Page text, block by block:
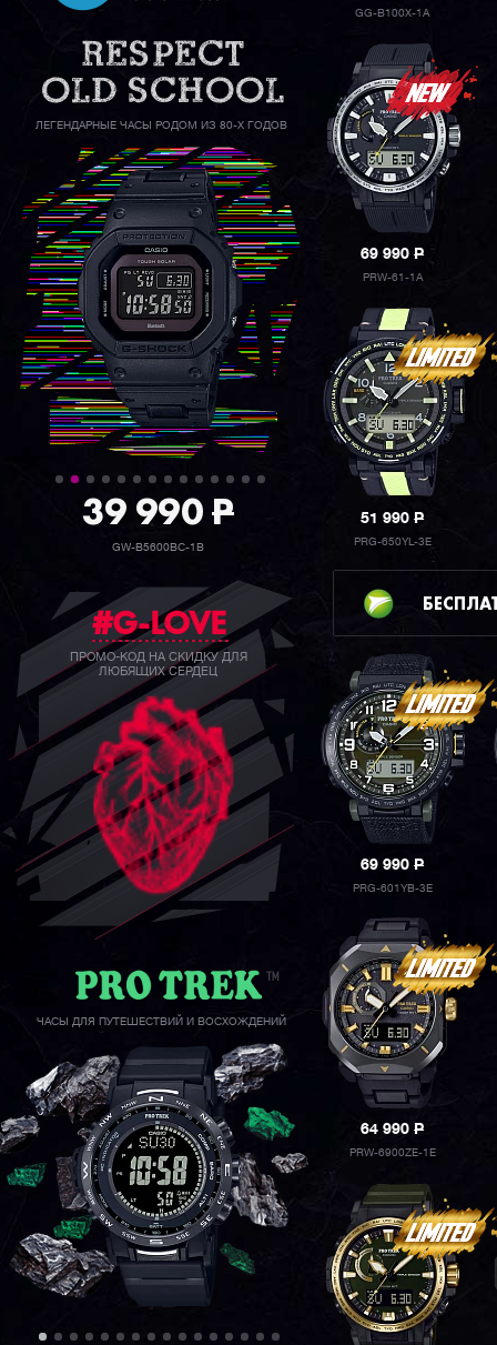
ЛЕГЕНДАРНЫЕ ЧАСЫ РОДОМ ИЗ 80-Х ГОДОВ
39 990P
GW-B5600BC-1B
#G-LOVE
ПРОМО-КОД НА СКИДКУ ДЛЯ
ЛЮБЯЩИХ СЕРДЕЦ
ЧАСЫ ДЛЯ ПУТЕШЕСТВИЙ И ВОСХОЖДЕНИЙ
GG-B100X-1A
69 990P
PRW-61-1A
51 990P
PRG-650YL-3E
69 990P
PRG-601YB-3E
64 990P
PRW-6900ZE-1E